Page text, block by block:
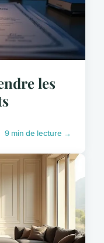
les
9 min de lecture →